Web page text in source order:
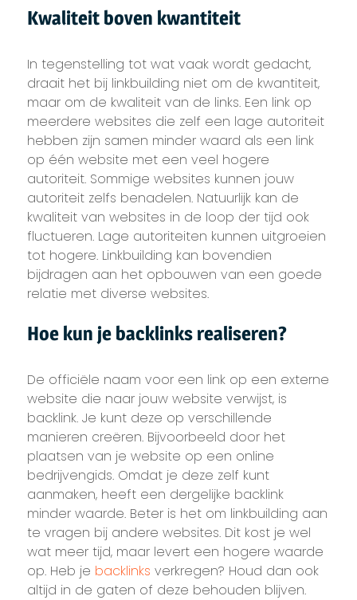
Kwaliteit boven kwantiteit
In tegenstelling tot wat vaak wordt gedacht,
draait het bij linkbuilding niet om de kwantiteit,
maar om de kwaliteit van de links. Een link op
meerdere websites die zelf een lage autoriteit
hebben zijn samen minder waard als een link
op één website met een veel hogere
autoriteit. Sommige websites kunnen jouw
autoriteit zelfs benadelen. Natuurlijk kan de
kwaliteit van websites in de loop der tijd ook
fluctueren. Lage autoriteiten kunnen uitgroeien
tot hogere. Linkbuilding kan bovendien
bijdragen aan het opbouwen van een goede
relatie met diverse websites.
Hoe kun je backlinks realiseren?
De officiële naam voor een link op een externe
website die naar jouw website verwijst, is
backlink. Je kunt deze op verschillende
manieren creëren. Bijvoorbeeld door het
plaatsen van je website op een online
bedrijvengids. Omdat je deze zelf kunt
aanmaken, heeft een dergelijke backlink
minder waarde. Beter is het om linkbuilding aan
te vragen bij andere websites. Dit kost je wel
wat meer tijd, maar levert een hogere waarde
op. Heb je backlinks verkregen? Houd dan ook
altijd in de gaten of deze behouden blijven.